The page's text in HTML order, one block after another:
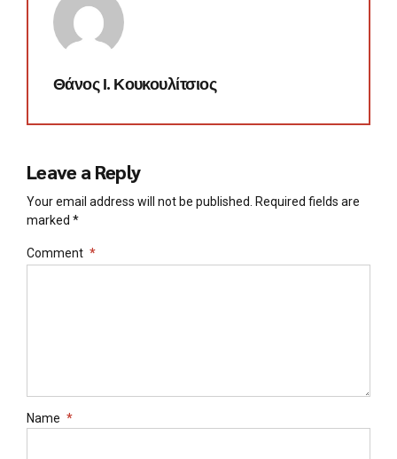
Θάνος Ι. Κουκουλίτσιος
Leave a Reply
Your email address will not be published. Required fields are
marked *
Comment *
Name *